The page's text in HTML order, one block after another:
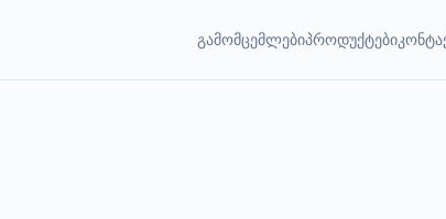
გამომცემლებიპროდუქტები